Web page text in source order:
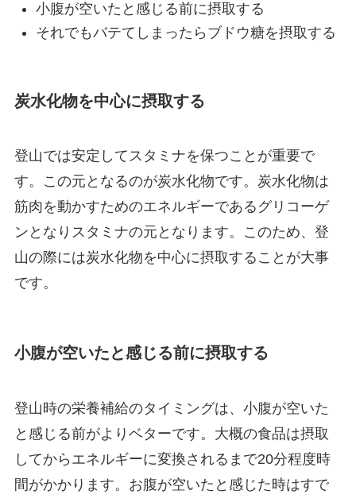
小腹が空いたと感じる前に摂取する
それでもバテてしまったらブドウ糖を摂取する
炭水化物を中心に摂取する
登山では安定してスタミナを保つことが重要で
す。この元となるのが炭水化物です。炭水化物は
筋肉を動かすためのエネルギーであるグリコーゲ
ンとなりスタミナの元となります。このため、登
山の際には炭水化物を中心に摂取することが大事
です。
小腹が空いたと感じる前に摂取する
登山時の栄養補給のタイミングは、小腹が空いた
と感じる前がよりベターです。大概の食品は摂取
してからエネルギーに変換されるまで20分程度時
間がかかります。お腹が空いたと感じた時はすで